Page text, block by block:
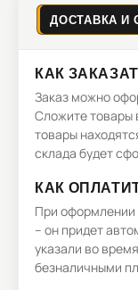
ДОСТАВКА И
КАК
Заказ можно
Сложите товары
товары
склада будет
КАК
При оформлении
– он придет
указали во
безналичными